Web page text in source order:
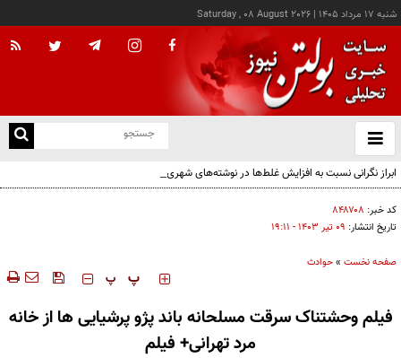
شنبه ۱۷ مرداد ۱۴۰۵ |
Saturday , 08 August 2026
باز
و
ابراز نگرانی نسبت به افزایش غلط‌ها در نوشته‌های شهری
کد خبر: ۸۴۸۷۰۸
تاریخ انتشار: ۰۹ تير ۱۴۰۳ - ۱۹:۱۱
صفحه نخست »حوادث
‍‍‍ پ پ
فیلم وحشتناک سرقت مسلحانه باند پژو پرشیایی ها از خانه
مرد تهرانی+ فیلم